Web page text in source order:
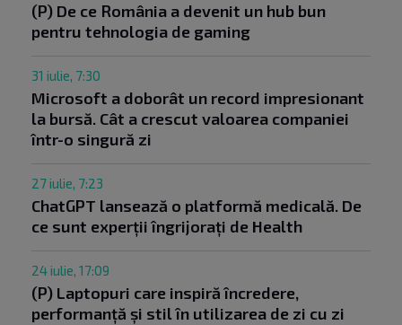
(P) De ce România a devenit un hub bun
pentru tehnologia de gaming
31 iulie, 7:30
Microsoft a doborât un record impresionant
la bursă. Cât a crescut valoarea companiei
într-o singură zi
27 iulie, 7:23
ChatGPT lansează o platformă medicală. De
ce sunt experții îngrijorați de Health
24 iulie, 17:09
(P) Laptopuri care inspiră încredere,
performanță și stil în utilizarea de zi cu zi